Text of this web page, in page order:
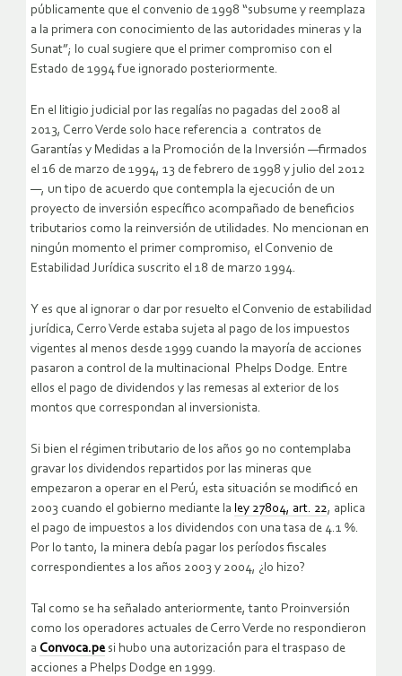
públicamente que el convenio de 1998 “subsume y reemplaza
a la primera con conocimiento de las autoridades mineras y la
Sunat”; lo cual sugiere que el primer compromiso con el
Estado de 1994 fue ignorado posteriormente.
En el litigio judicial por las regalías no pagadas del 2008 al
2013, Cerro Verde solo hace referencia a contratos de
Garantías y Medidas a la Promoción de la Inversión —firmados
el 16 de marzo de 1994, 13 de febrero de 1998 y julio del 2012
—, un tipo de acuerdo que contempla la ejecución de un
proyecto de inversión específico acompañado de beneficios
tributarios como la reinversión de utilidades. No mencionan en
ningún momento el primer compromiso, el Convenio de
Estabilidad Jurídica suscrito el 18 de marzo 1994.
Y es que al ignorar o dar por resuelto el Convenio de estabilidad
jurídica, Cerro Verde estaba sujeta al pago de los impuestos
vigentes al menos desde 1999 cuando la mayoría de acciones
pasaron a control de la multinacional Phelps Dodge. Entre
ellos el pago de dividendos y las remesas al exterior de los
montos que correspondan al inversionista.
Si bien el régimen tributario de los años 90 no contemplaba
gravar los dividendos repartidos por las mineras que
empezaron a operar en el Perú, esta situación se modificó en
2003 cuando el gobierno mediante la ley 27804, art. 22, aplica
el pago de impuestos a los dividendos con una tasa de 4.1 %.
Por lo tanto, la minera debía pagar los períodos fiscales
correspondientes a los años 2003 y 2004, ¿lo hizo?
Tal como se ha señalado anteriormente, tanto Proinversión
como los operadores actuales de Cerro Verde no respondieron
a Convoca.pesi hubo una autorización para el traspaso de
acciones a Phelps Dodge en 1999.